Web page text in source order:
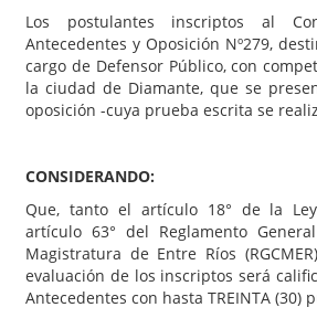
Los postulantes inscriptos al
Antecedentes y Oposición Nº279,
cargo de Defensor Público, con
la ciudad de Diamante, que se
oposición -cuya prueba escrita se
CONSIDERANDO:
Que, tanto el artículo 18° de la Ley
artículo 63° del Reglamento
Magistratura de Entre Ríos
evaluación de los inscriptos será
Antecedentes con hasta TREINTA (30)